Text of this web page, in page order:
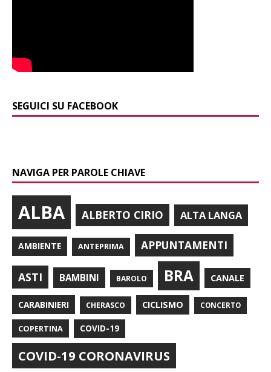
SEGUICI SU FACEBOOK
NAVIGA PER PAROLE CHIAVE
ALBA ALBERTO CIRIO ALTA LANGA
AMBIENTE ANTEPRIMA APPUNTAMENTI
ASTI BAMBINI BAROLO BRA CANALE
CARABINIERI CHERASCO CICLISMO CONCERTO
COPERTINA COVID-19
COVID-19 CORONAVIRUS